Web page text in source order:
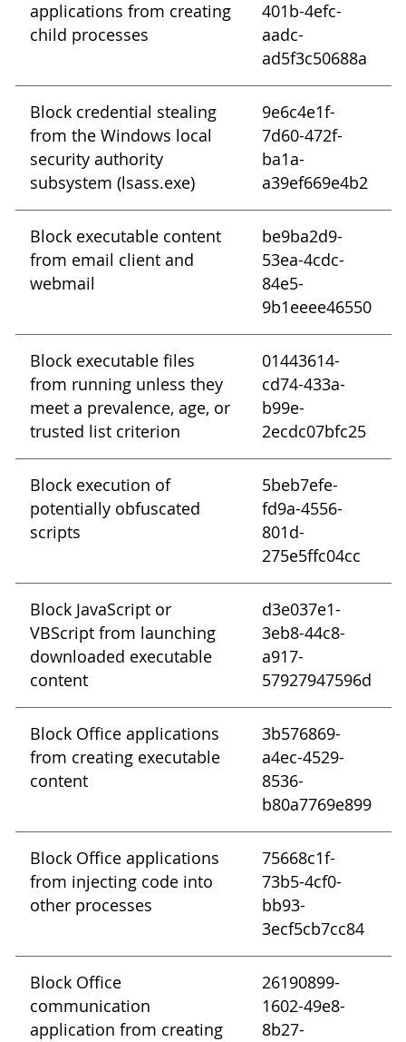
applications from creating
child processes
401b-4efc-
aadc-
ad5f3c50688a
Block credential stealing
from the Windows local
security authority
subsystem (lsass.exe)
9e6c4e1f-
7d60-472f-
ba1a-
a39ef669e4b2
Block executable content
from email client and
webmail
be9ba2d9-
53ea-4cdc-
84e5-
9b1eeee46550
Block executable files
from running unless they
meet a prevalence, age, or
trusted list criterion
01443614-
cd74-433a-
b99e-
2ecdc07bfc25
Block execution of
potentially obfuscated
scripts
5beb7efe-
fd9a-4556-
801d-
275e5ffc04cc
Block JavaScript or
VBScript from launching
downloaded executable
content
d3e037e1-
3eb8-44c8-
a917-
57927947596d
Block Office applications
from creating executable
content
3b576869-
a4ec-4529-
8536-
b80a7769e899
Block Office applications
from injecting code into
other processes
75668c1f-
73b5-4cf0-
bb93-
3ecf5cb7cc84
Block Office
communication
application from creating
26190899-
1602-49e8-
8b27-